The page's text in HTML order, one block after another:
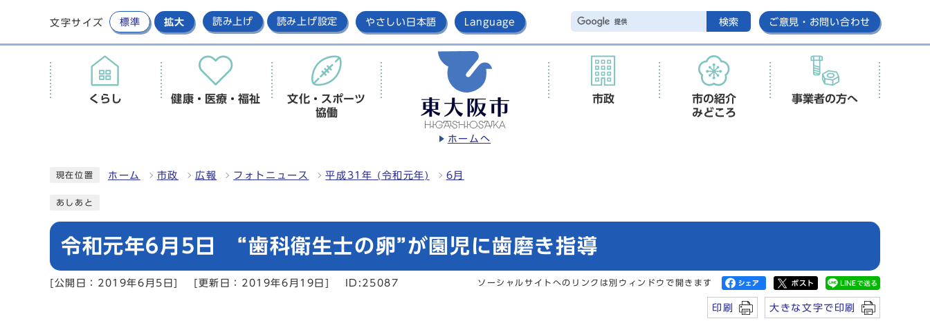
文字サイズ 標準 拡大 読み上げ 読み上げ設定 やさしい日本語 Language 検索 ご意見・お問い合わせ
ホームへ
くらし 健康・医療・福祉
文化・スポーツ
協働
市政
市の紹介
みどころ
事業者の方へ
現在位置 ホーム 市政 広報 フォトニュース 平成31年 (令和元年) 6月
あしあと
令和元年6月5日 “歯科衛生士の卵”が園児に歯磨き指導
[公開日：2019年6月5日] [更新日：2019年6月19日] ID:25087 ソーシャルサイトへのリンクは別ウィンドウで開きます
印刷 大きな文字で印刷